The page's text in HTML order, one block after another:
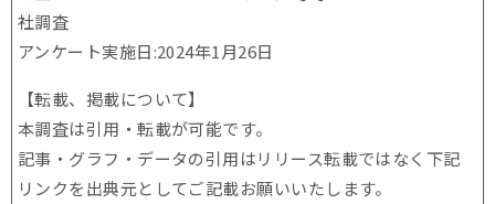
社調査
アンケート実施日:2024年1月26日
【転載、掲載について】
本調査は引用・転載が可能です。
記事・グラフ・データの引用はリリース転載ではなく下記
リンクを出典元としてご記載お願いいたします。